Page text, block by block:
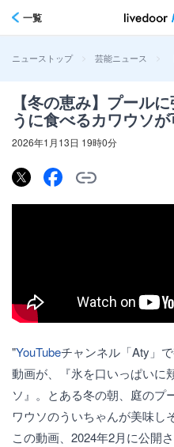
一覧
ニューストップ > 芸能ニュース >
【冬の恵み】プール
うに食べるカワウソ
2026年1月13日 19時0分
"YouTubeチャンネル「Aty」
動画が、『氷を口いっぱいに
ソ』。とある冬の朝、庭のプ
ワウソのういちゃんが美味し
この動画、2024年2月に公開